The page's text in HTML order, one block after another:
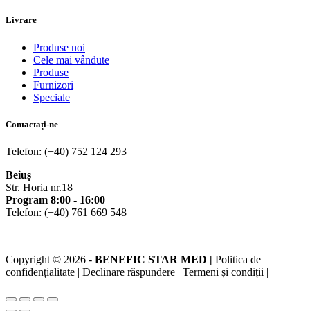
Livrare
Produse noi
Cele mai vândute
Produse
Furnizori
Speciale
Contactați-ne
Telefon: (+40) 752 124 293
Beiuș
Str. Horia nr.18
Program 8:00 - 16:00
Telefon: (+40) 761 669 548
Copyright © 2026 - BENEFIC STAR MED | Politica de
confidențialitate | Declinare răspundere | Termeni și condiții |